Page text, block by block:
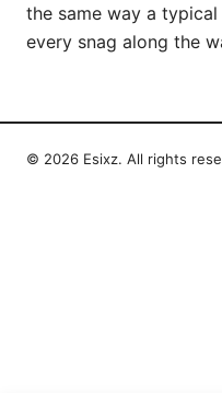
the same way a
every snag along the
© 2026 Esixz. All rights